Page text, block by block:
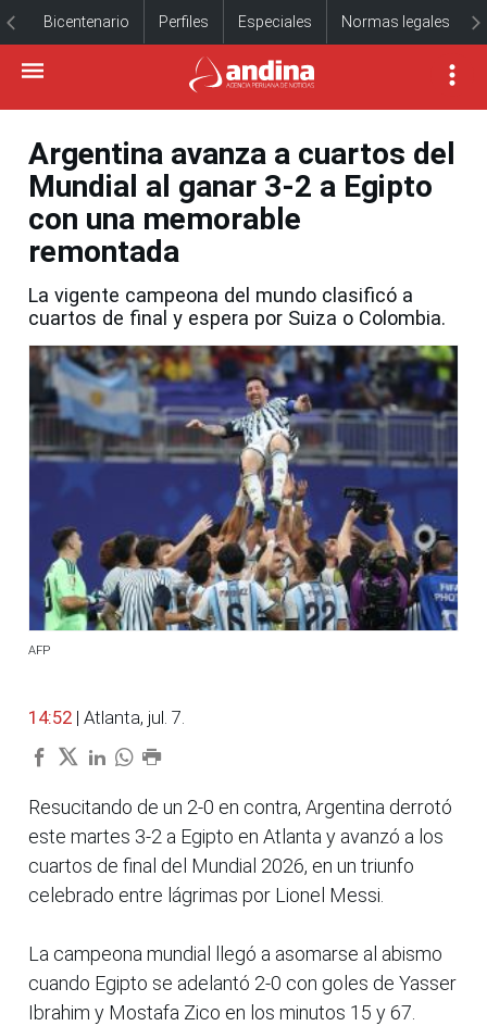
Bicentenario Perfiles Especiales Normas legales
Argentina avanza a cuartos del
Mundial al ganar 3-2 a Egipto
con una memorable
remontada
La vigente campeona del mundo clasificó a
cuartos de final y espera por Suiza o Colombia.
AFP
14:52 | Atlanta, jul. 7.
Resucitando de un 2-0 en contra, Argentina derrotó
este martes 3-2 a Egipto en Atlanta y avanzó a los
cuartos de final del Mundial 2026, en un triunfo
celebrado entre lágrimas por Lionel Messi.
La campeona mundial llegó a asomarse al abismo
cuando Egipto se adelantó 2-0 con goles de Yasser
Ibrahim y Mostafa Zico en los minutos 15 y 67.